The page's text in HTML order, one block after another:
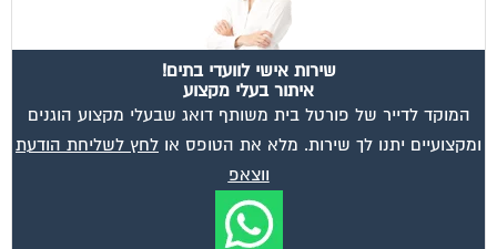
שירות אישי לוועדי בתים!
איתור בעלי מקצוע
המוקד לדייר של פורטל בית משותף דואג שבעלי מקצוע הוגנים
ומקצועיים יתנו לך שירות. מלא את הטופס או לחץ לשליחת הודעת
ווצאפ